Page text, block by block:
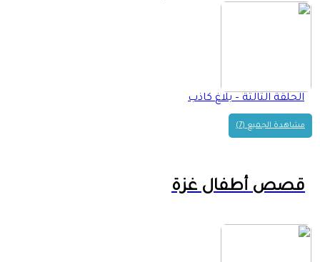
الحلقة الثالثة – بلاغ كاذب
مشاهدة الجميع (7)
قصص أطفال غزة